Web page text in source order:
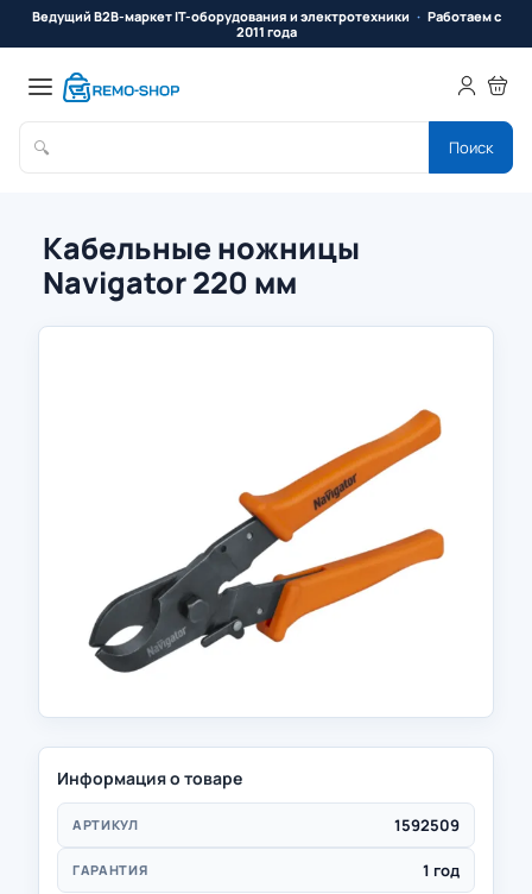
Ведущий B2B-маркет IT-оборудования и электротехники
Работаем с
2011 года
🔍 Поиск
Кабельные ножницы
Navigator 220 мм
Информация о товаре
АРТИКУЛ 1592509
ГАРАНТИЯ 1 год